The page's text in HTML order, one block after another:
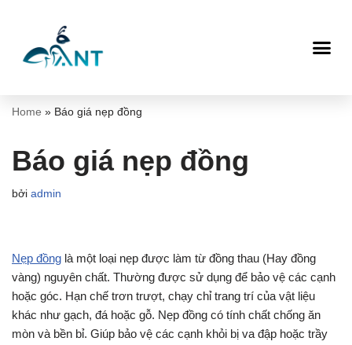
tới
Home » Báo giá nẹp đồng
Báo giá nẹp đồng
bởi admin
Nẹp đồng là một loại nẹp được làm từ đồng thau (Hay đồng
vàng) nguyên chất. Thường được sử dụng để bảo vệ các cạnh
hoặc góc. Hạn chế trơn trượt, chạy chỉ trang trí của vật liệu
khác như gạch, đá hoặc gỗ. Nẹp đồng có tính chất chống ăn
mòn và bền bỉ. Giúp bảo vệ các cạnh khỏi bị va đập hoặc trầy